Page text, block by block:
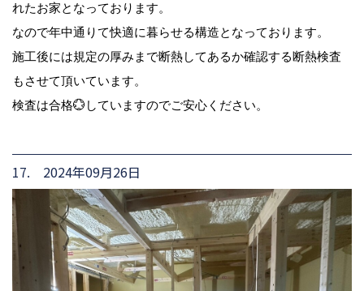
れたお家となっております。
なので年中通りて快適に暮らせる構造となっております。
施工後には規定の厚みまで断熱してあるか確認する断熱検査
もさせて頂いています。
検査は合格💮していますのでご安心ください。
17. 2024年09月26日